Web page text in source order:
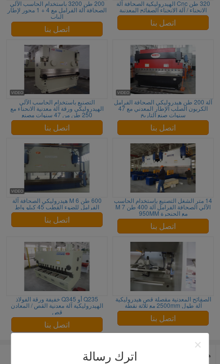
اترك رسالة
200 طن 3200 باستخدام الحاسب الآلي
الصحافة آلة الفرامل مع 4 + 1 محور لإطار
الباب
اتصل بنا
320 طن Cnc الهيدروليكية الصحافة آلة
الانحناء / آلة الانحناء الصفائح المعدنية
اتصل بنا
التصنيع باستخدام الحاسب الآلي
الهيدروليكي ورقة آلة معدنية الانحناء مع
250 طن من 47 سنوات مصنع
اتصل بنا
آلة 200 طن هيدروليكي الصحافة الفرامل
الكربون الصلب الإطار المعدني مع 47
سنوات صنع التاريخ
اتصل بنا
600 طن 6 M هيدروليكي الصحافة آلة
الفرامل للضوء القطب 45 كيلو واط
اتصل بنا
14 متر الشغل التصنيع باستخدام الحاسب
الآلي الصحافة الفرامل آلة 400 طن 7 M
مع الحنجرة 950MM
اتصل بنا
Q235 أو Q345 خفيفة ورقة الفولاذ
الهيدروليكية آلة معدنية القص / المعادن
قص
اتصل بنا
الصفائح المعدنية مقصلة قص هيدروليكية
آلة طول 2500mm مع ثلاثة نقطة
اتصل بنا
هيدروليّ صحافة مكبح آلة يجهّز إنتقال حامل متحرّك